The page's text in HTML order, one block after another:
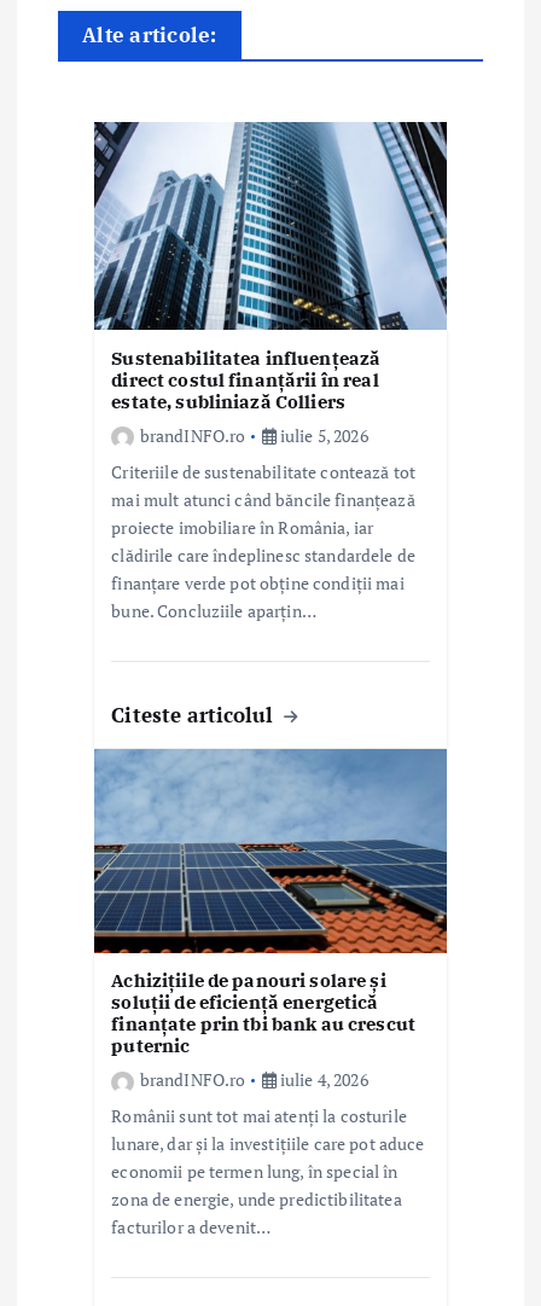
n
Alte articole:
Sustenabilitatea influențează
direct costul finanțării în real
estate, subliniază Colliers
brandINFO.ro
iulie 5, 2026
Criteriile de sustenabilitate contează tot
mai mult atunci când băncile finanțează
proiecte imobiliare în România, iar
clădirile care îndeplinesc standardele de
finanțare verde pot obține condiții mai
bune. Concluziile aparțin…
Citeste articolul
Achizițiile de panouri solare și
soluții de eficiență energetică
finanțate prin tbi bank au crescut
puternic
brandINFO.ro
iulie 4, 2026
Românii sunt tot mai atenți la costurile
lunare, dar și la investițiile care pot aduce
economii pe termen lung, în special în
zona de energie, unde predictibilitatea
facturilor a devenit…